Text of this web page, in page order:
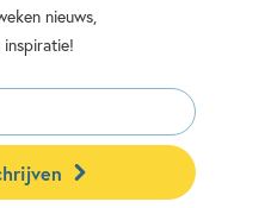
nieuws,